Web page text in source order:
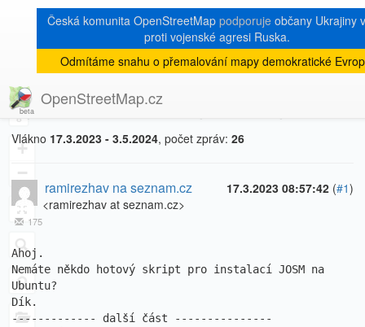
Česká komunita OpenStreetMap podporujeobčany Ukrajiny
proti vojenské agresi Ruska.
Odmítáme snahu o přemalování mapy demokratické
OpenStreetMap.cz
8
+
−
« zpět na výpis měsíce|
[Talk-cz]
instalace JOSM na Ubuntu
Vlákno 17.3.2023 - 3.5.2024, počet zpráv: 26
17.3.2023 08:57:42 (#1)
ramirezhav na seznam.cz
<ramirezhav at seznam.cz>
175
Ahoj.
Nemáte někdo hotový skript pro instalací JOSM na
Ubuntu?
Dík.
------------- další část ---------------